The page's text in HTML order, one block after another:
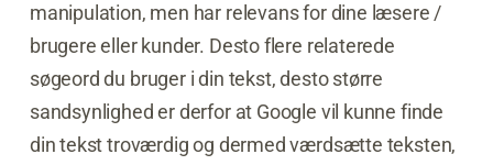
manipulation, men har relevans for dine læsere /
brugere eller kunder. Desto flere relaterede
søgeord du bruger i din tekst, desto større
sandsynlighed er derfor at Google vil kunne finde
din tekst troværdig og dermed værdsætte teksten,